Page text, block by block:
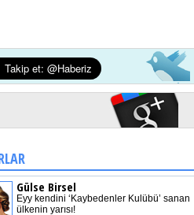
Gülse Birsel
Eyy kendini ‘Kaybedenler Kulübü’ sanan
ülkenin yarısı!